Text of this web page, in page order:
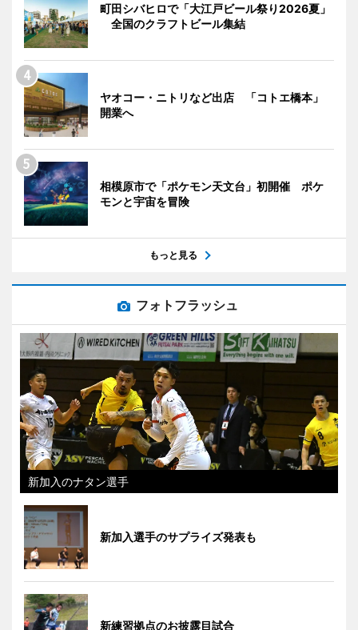
町田シバヒロで「大江戸ビール祭り2026夏」
全国のクラフトビール集結
ヤオコー・ニトリなど出店 「コトエ橋本」
開業へ
相模原市で「ポケモン天文台」初開催 ポケ
モンと宇宙を冒険
もっと見る
フォトフラッシュ
新加入のナタン選手
新加入選手のサプライズ発表も
新練習拠点のお披露目試合